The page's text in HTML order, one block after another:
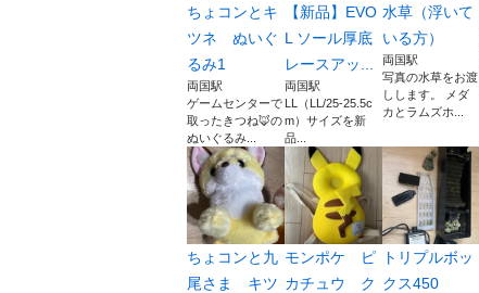
ちょコンとキ
ツネ ぬいぐ
るみ1
両国駅
ゲームセンターで
取ったきつね🦊の
ぬいぐるみ...
【新品】EVO
L ソール厚底
レースアッ...
両国駅
LL（LL/25-25.5c
m）サイズを新
品...
水草（浮いて
いる方）
両国駅
写真の水草をお渡
しします。 メダ
カとラムズホ...
ちょコンと九
尾さま キツ
モンポケ ピ
カチュウ ク
トリプルボッ
クス450